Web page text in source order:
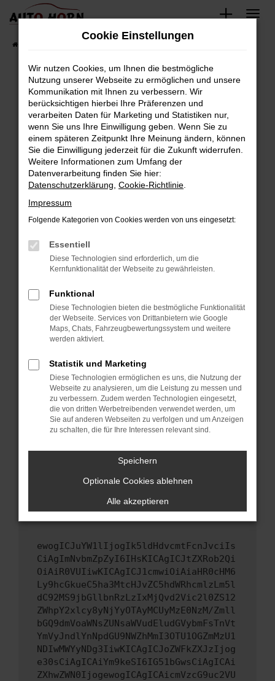
Zum
springen
Fahrzeugbestand
Fehler: Network Error
Beim Laden ist ein Fehler aufgetreten.
Hier sind ein paar Tipps, die dir helfen können:
Überprüfe deine Firewall und deine
Internetverbindung.
Laden andere Webseiten, zum Beispiel deine
Suchmaschine?
Prüfe deine Browsererweiterungen.
können das Laden bestimmter Seiten
verhindern. Funktioniert die Seite in einem
anderen Browser oder in einem privaten
Starte dein Gerät neu.
Das kann manchmal helfen, vorübergehende
Probleme zu beheben.
Betriebssystem auf dem neuesten Stand
sind.
Veraltete Software birgt nicht nur ein
Sicherheitsrisiko, sondern kann auch dazu
führen, dass bestimmte Funktionen nicht mehr
unterstützt werden.
Wende dich an den Webseitenbetreiber.
Wenn du alle oben genannten Schritte versucht
hast, kontaktiere uns bitte. Wir werden
versuchen, das Problem zu beheben. Du kannst
uns diesen Text schicken, um uns bei der
ewogICJuYW1lIjogIk5ldHdvcmtFcnJvciIs
CiAgImNvbmZpZyI6IHsKICAgICJtZXRob2Qi
OiAiR0VUIiwKICAgICJ1cmwiOiAiaHR0cHM6
Ly9hcGkueC5ha3MtcHJvZC5hdWRhcmlzLm5l
dC92MS9jbGllbnRzLzIxMjQvd2Vic2l0ZS12
ZWhpY2xlcy8yNjYyOTAyMCUyMzE0NzM/Zmll
bGQ9dmVoaWNsZUNsaWVudEludGVybmFsTnVt
YmVyJndlYnNpdGU9NWZhMmI3OTU1OGZmMzU1
NDIwMWYyNDg3IiwKICAgICJoZWFkZXJzIjog
e30sCiAgICAiYm9keSI6IG51bGwsCiAgICAi
ZXhwZWN0IjogewogICAgICAicmVzcG9uc2VU
Cookie Einstellungen
Wir nutzen Cookies, um Ihnen die bestmögliche
Nutzung unserer Webseite zu ermöglichen und unsere
Kommunikation mit Ihnen zu verbessern. Wir
berücksichtigen hierbei Ihre Präferenzen und
verarbeiten Daten für Marketing und Statistiken nur,
wenn Sie uns Ihre Einwilligung geben. Wenn Sie zu
einem späteren Zeitpunkt Ihre Meinung ändern, können
Sie die Einwilligung jederzeit für die Zukunft widerrufen.
Weitere Informationen zum Umfang der
Datenverarbeitung finden Sie hier:
Datenschutzerklärung Cookie-Richtlinie
Impressum
Folgende Kategorien von Cookies werden von uns eingesetzt:
Essentiell
Diese Technologien sind erforderlich, um die
Kernfunktionalität der Webseite zu gewährleisten.
Funktional
Diese Technologien bieten die bestmögliche Funktionalität
der Webseite. Services von Drittanbietern wie Google
Maps, Chats, Fahrzeugbewertungssystem und weitere
werden aktiviert.
Statistik und Marketing
Diese Technologien ermöglichen es uns, die Nutzung der
Webseite zu analysieren, um die Leistung zu messen und
zu verbessern. Zudem werden Technologien eingesetzt,
die von dritten Werbetreibenden verwendet werden, um
Sie auf anderen Webseiten zu verfolgen und um Anzeigen
zu schalten, die für Ihre Interessen relevant sind.
Speichern
Optionale Cookies ablehnen
Alle akzeptieren